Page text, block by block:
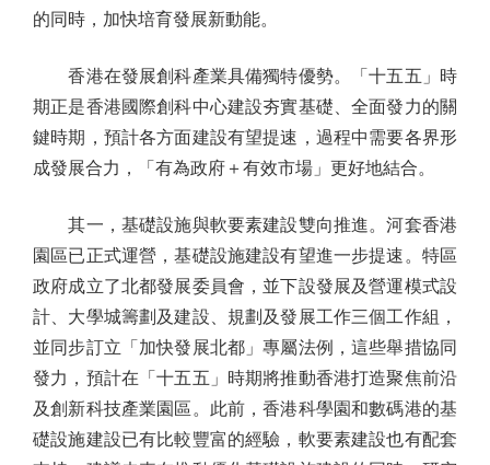
的同時，加快培育發展新動能。
香港在發展創科產業具備獨特優勢。「十五五」時
期正是香港國際創科中心建設夯實基礎、全面發力的關
鍵時期，預計各方面建設有望提速，過程中需要各界形
成發展合力，「有為政府＋有效市場」更好地結合。
其一，基礎設施與軟要素建設雙向推進。河套香港
園區已正式運營，基礎設施建設有望進一步提速。特區
政府成立了北都發展委員會，並下設發展及營運模式設
計、大學城籌劃及建設、規劃及發展工作三個工作組，
並同步訂立「加快發展北都」專屬法例，這些舉措協同
發力，預計在「十五五」時期將推動香港打造聚焦前沿
及創新科技產業園區。此前，香港科學園和數碼港的基
礎設施建設已有比較豐富的經驗，軟要素建設也有配套